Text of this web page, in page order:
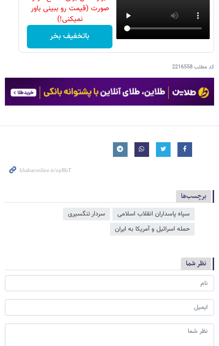
صورت (قیمت رو ببینی باور
نمیکنی!)
باتخفیف بخر
کد مطلب2216558
برچسب‌ها
سپاه پاسداران انقلاب اسلامی
سردار تنگسیری
حمله اسرائیل و آمریکا به ایران
نظر شما